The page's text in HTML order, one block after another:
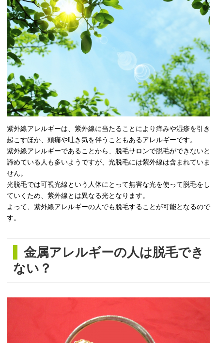
紫外線アレルギーは、紫外線に当たることにより痒みや湿疹を引き
起こすほか、頭痛や吐き気を伴うこともあるアレルギーです。
紫外線アレルギーであることから、脱毛サロンで脱毛ができないと
諦めている人も多いようですが、光脱毛には紫外線は含まれていま
せん。
光脱毛では可視光線という人体にとって無害な光を使って脱毛をし
ていくため、紫外線とは異なる光となります。
よって、紫外線アレルギーの人でも脱毛することが可能となるので
す。
金属アレルギーの人は脱毛でき
ない？